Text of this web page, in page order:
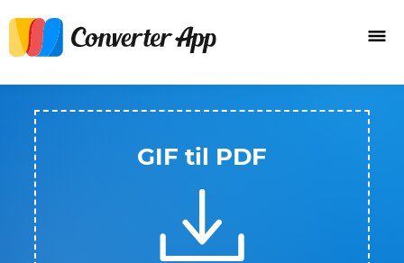
GIF til PDF